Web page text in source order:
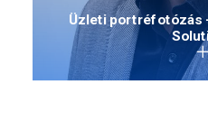
Üzleti portréfotózás